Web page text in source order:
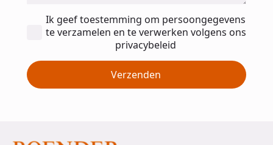
Toestemming
Ik geef toestemming om persoongegevens
te verzamelen en te verwerken volgens ons
privacybeleid
Verzenden